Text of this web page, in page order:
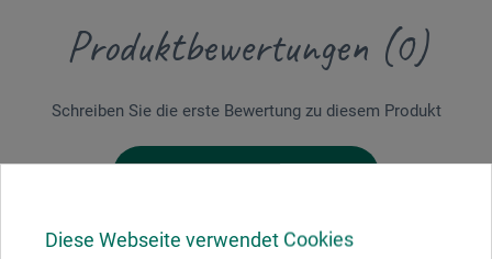
Diese Webseite verwendet Cookies
Produktbewertungen (0)
Schreiben Sie die erste Bewertung zu diesem Produkt